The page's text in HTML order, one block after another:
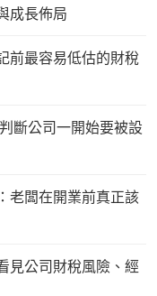
成長佈局
前最容易低估的財稅
斷公司一開始要被設
老闆在開業前真正該
見公司財稅風險、經